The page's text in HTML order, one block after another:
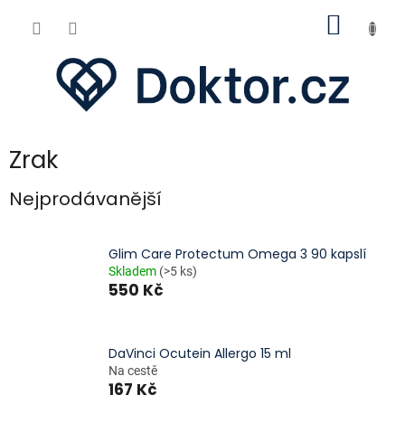
Zrak
Nejprodávanější
Glim Care Protectum Omega 3 90 kapslí
Skladem (>5 ks)
550 Kč
DaVinci Ocutein Allergo 15 ml
Na cestě
167 Kč